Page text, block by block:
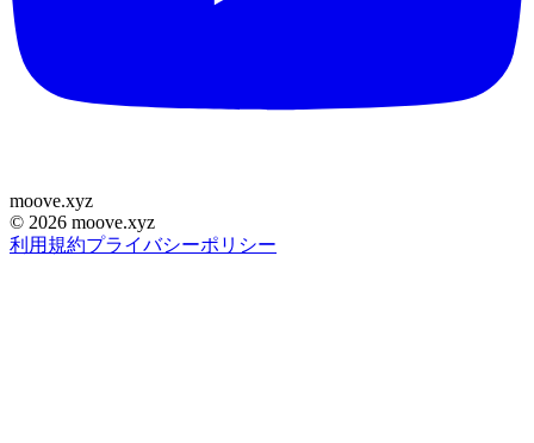
moove.xyz
© 2026 moove.xyz
利用規約プライバシーポリシー